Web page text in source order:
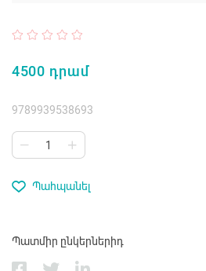
4500 դրամ
9789939538693
Պահպանել
Պատմիր ընկերներիդ